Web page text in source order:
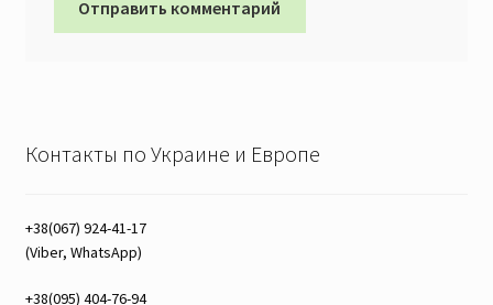
Контакты по Украине и Европе
+38(067) 924-41-17
(Viber, WhatsApp)
+38(095) 404-76-94